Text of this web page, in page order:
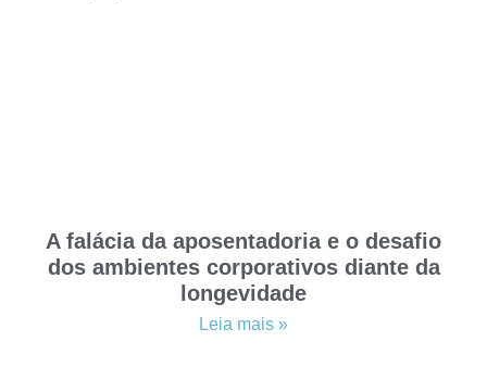
A falácia da aposentadoria e o desafio
dos ambientes corporativos diante da
longevidade
Leia mais »